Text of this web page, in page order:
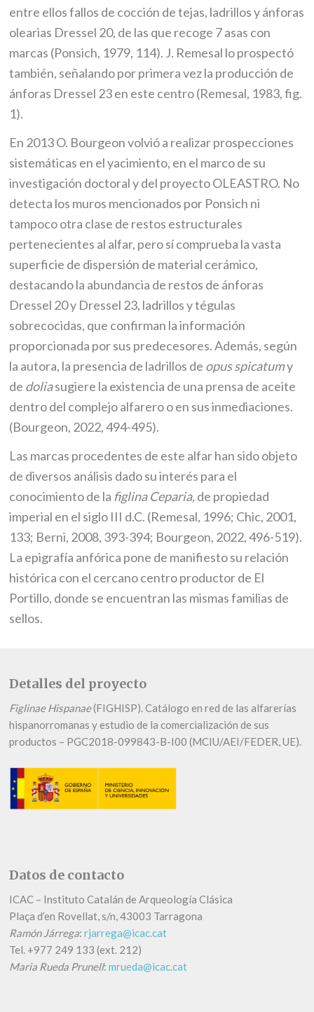
entre ellos fallos de cocción de tejas, ladrillos y ánforas
olearias Dressel 20, de las que recoge 7 asas con
marcas (Ponsich, 1979, 114). J. Remesal lo prospectó
también, señalando por primera vez la producción de
ánforas Dressel 23 en este centro (Remesal, 1983, fig.
1).
En 2013 O. Bourgeon volvió a realizar prospecciones
sistemáticas en el yacimiento, en el marco de su
investigación doctoral y del proyecto OLEASTRO. No
detecta los muros mencionados por Ponsich ni
tampoco otra clase de restos estructurales
pertenecientes al alfar, pero sí comprueba la vasta
superficie de dispersión de material cerámico,
destacando la abundancia de restos de ánforas
Dressel 20 y Dressel 23, ladrillos y tégulas
sobrecocidas, que confirman la información
proporcionada por sus predecesores. Además, según
la autora, la presencia de ladrillos de opus spicatumy
de doliasugiere la existencia de una prensa de aceite
dentro del complejo alfarero o en sus inmediaciones.
(Bourgeon, 2022, 494-495).
Las marcas procedentes de este alfar han sido objeto
de diversos análisis dado su interés para el
conocimiento de la figlina Ceparia,de propiedad
imperial en el siglo III d.C. (Remesal, 1996; Chic, 2001,
133; Berni, 2008, 393-394; Bourgeon, 2022, 496-519).
La epigrafía anfórica pone de manifiesto su relación
histórica con el cercano centro productor de El
Portillo, donde se encuentran las mismas familias de
sellos.
Detalles del proyecto
Figlinae Hispanae(FIGHISP). Catálogo en red de las alfarerías
hispanorromanas y estudio de la comercialización de sus
productos – PGC2018-099843-B-I00 (MCIU/AEI/FEDER, UE).
Datos de contacto
ICAC – Instituto Catalán de Arqueología Clásica
Plaça d’en Rovellat, s/n, 43003 Tarragona
Ramón Járrega:rjarrega@icac.cat
Tel. +977 249 133 (ext. 212)
Maria Rueda Prunell:mrueda@icac.cat